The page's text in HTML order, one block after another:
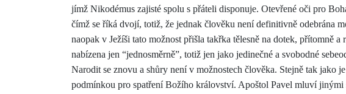
jímž Nikodémus zajisté spolu s přáteli disponuje. Otevřené oči pro
čímž se říká dvojí, totiž, že jednak člověku není definitivně odebrána
naopak v Ježíši tato možnost přišla takřka tělesně na dotek, přítomně a
nabízena jen “jednosměrně”, totiž jen jako jedinečné a svobodné
Narodit se znovu a shůry není v možnostech člověka. Stejně tak jako
podmínkou pro spatření Božího království. Apoštol Pavel mluví